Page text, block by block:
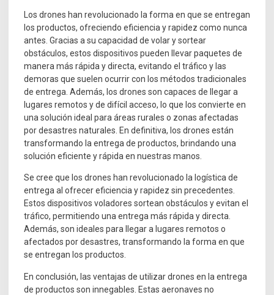
Los drones han revolucionado la forma en que se entregan
los productos, ofreciendo eficiencia y rapidez como nunca
antes. Gracias a su capacidad de volar y sortear
obstáculos, estos dispositivos pueden llevar paquetes de
manera más rápida y directa, evitando el tráfico y las
demoras que suelen ocurrir con los métodos tradicionales
de entrega. Además, los drones son capaces de llegar a
lugares remotos y de difícil acceso, lo que los convierte en
una solución ideal para áreas rurales o zonas afectadas
por desastres naturales. En definitiva, los drones están
transformando la entrega de productos, brindando una
solución eficiente y rápida en nuestras manos.
Se cree que los drones han revolucionado la logística de
entrega al ofrecer eficiencia y rapidez sin precedentes.
Estos dispositivos voladores sortean obstáculos y evitan el
tráfico, permitiendo una entrega más rápida y directa.
Además, son ideales para llegar a lugares remotos o
afectados por desastres, transformando la forma en que
se entregan los productos.
En conclusión, las ventajas de utilizar drones en la entrega
de productos son innegables. Estas aeronaves no